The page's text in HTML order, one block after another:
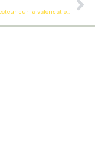
Coup de projecteur sur la valorisation des déchets agricoles